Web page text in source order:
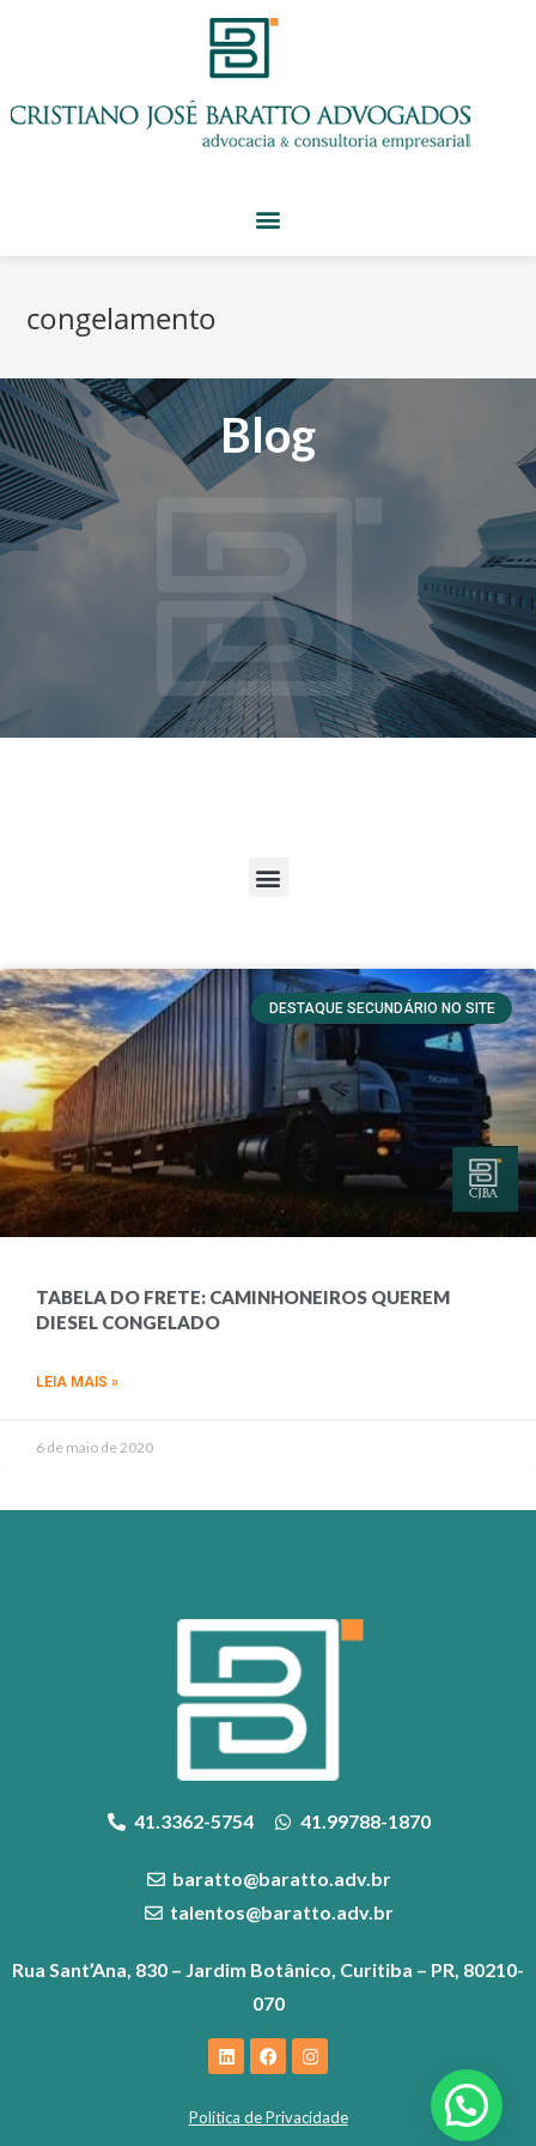
congelamento
Blog
DESTAQUE SECUNDÁRIO NO SITE
TABELA DO FRETE: CAMINHONEIROS QUEREM
DIESEL CONGELADO
LEIA MAIS »
6 de maio de 2020
41.3362-5754 41.99788-1870
baratto@baratto.adv.br
talentos@baratto.adv.br
Rua Sant’Ana, 830 – Jardim Botânico, Curitiba – PR, 80210-
070
Política de Privacidade